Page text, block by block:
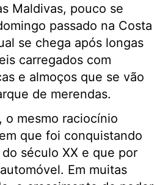
Maldivas, pouco se
passado na Costa
se chega após longas
carregados com
e almoços que se vão
de merendas.
o mesmo raciocínio
que foi conquistando
século XX e que por
Em muitas